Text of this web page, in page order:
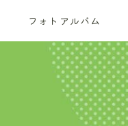
フォトアルバム